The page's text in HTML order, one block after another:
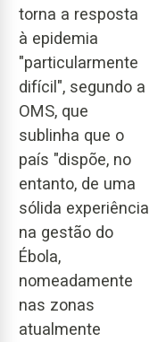
torna a resposta
à epidemia
"particularmente
difícil", segundo a
OMS, que
sublinha que o
país "dispõe, no
entanto, de uma
sólida experiência
na gestão do
Ébola,
nomeadamente
nas zonas
atualmente